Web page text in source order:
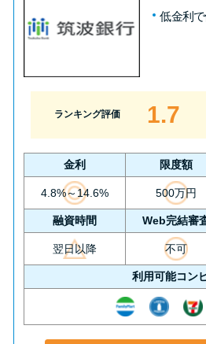
低金利
ランキング評価 1.7
金利 限度額
4.8%～14.6% 500万円
融資時間 Web完結審
翌日以降 不可
利用可能コン